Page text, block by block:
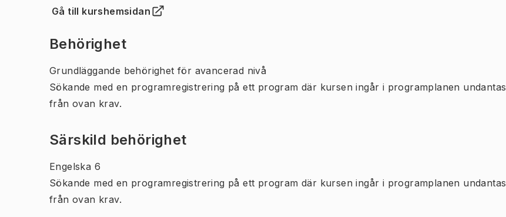
Gå till kurshemsidan
(Öppnas i ny flik)
Behörighet
Grundläggande behörighet för avancerad nivå
Sökande med en programregistrering på ett program där kursen ingår i programplanen undantas
från ovan krav.
Särskild behörighet
Engelska 6
Sökande med en programregistrering på ett program där kursen ingår i programplanen undantas
från ovan krav.